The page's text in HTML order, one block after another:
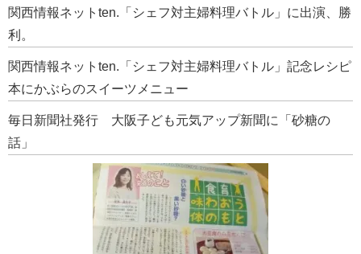
関西情報ネットten.「シェフ対主婦料理バトル」に出演、勝
利。
関西情報ネットten.「シェフ対主婦料理バトル」記念レシピ
本にかぶらのスイーツメニュー
毎日新聞社発行 大阪子ども元気アップ新聞に「砂糖の
話」